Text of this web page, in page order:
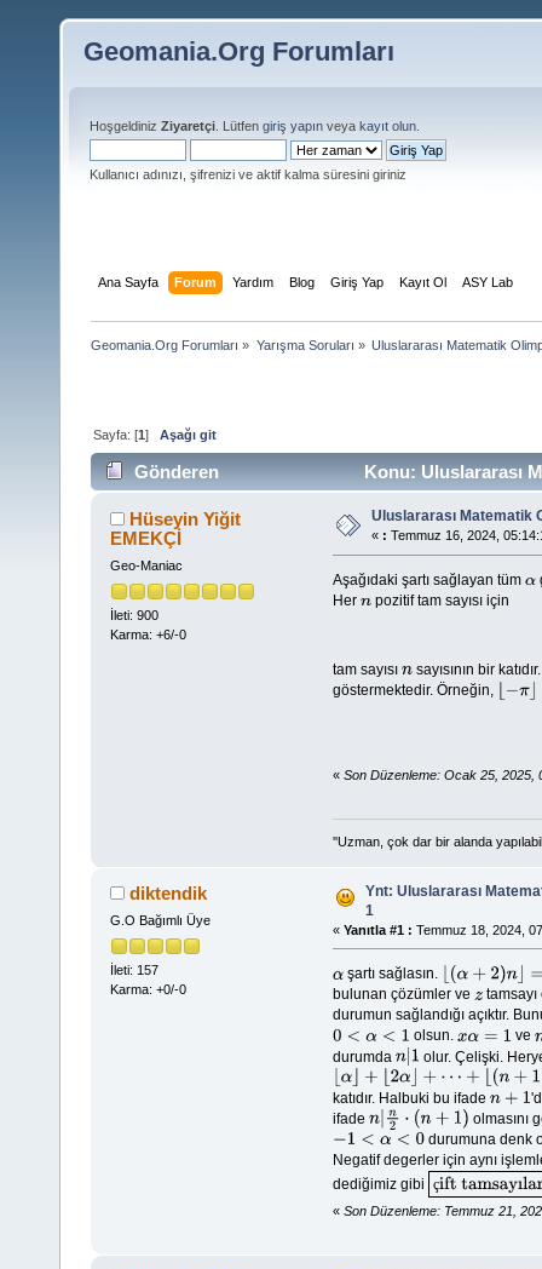
Geomania.Org Forumları
Hoşgeldiniz Ziyaretçi . Lütfen giriş yapın veya kayıt olun
Kullanıcı adınızı, şifrenizi ve aktif kalma süresini giriniz
Ana Sayfa Forum Yardım Blog Giriş Yap Kayıt Ol ASY Lab
Geomania.Org Forumları » Yarışma Soruları » Uluslararası Matematik
Sayfa: [1]Aşağı git
Gönderen Konu: Uluslararası
Hüseyin Yiğit
EMEKÇİ
Geo-Maniac
İleti: 900
Karma: +6/-0
Uluslararası Matematik
« : Temmuz 16, 2024,
Aşağıdaki şartı sağlayan tüm α
Her npozitif tam sayısı için
tam sayısı nsayısının bir
göstermektedir. Örneğin,
−π⌋=
« Son Düzenleme: Ocak 25, 2025,
''Uzman, çok dar bir alanda
diktendik
G.O Bağımlı Üye
İleti: 157
Karma: +0/-0
Ynt: Uluslararası
1
« Yanıtla #1 : Temmuz 18, 2024,
α şartı sağlasın. (α+ 2)n⌋=2n +⌊
bulunan çözümler ve z
durumun sağlandığı açıktır.
0<α<1 olsun. xα= 1 ve
durumda n| 1 olur. Çelişki.
α⌋ ⌊2α +⋯ ⌊(n + 1 ) α⌋
katıdır. Halbuki bu ifade n+1
ifade n| n2⋅ (n+1 )
olmasını
−1< α< 0
durumuna denk
Negatif degerler için aynı
dediğimiz gibi ç
çift tamsayılardır.
« Son Düzenleme: Temmuz 21,